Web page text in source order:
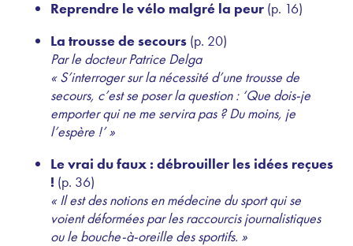
Reprendre le vélo malgré la peur (p. 16)
La trousse de secours (p. 20)
Par le docteur Patrice Delga
« S’interroger sur la nécessité d’une trousse de
secours, c’est se poser la question : ‘Que dois-je
emporter qui ne me servira pas ? Du moins, je
l’espère !’ »
Le vrai du faux : débrouiller les idées reçues
! (p. 36)
« Il est des notions en médecine du sport qui se
voient déformées par les raccourcis journalistiques
ou le bouche-à-oreille des sportifs. »